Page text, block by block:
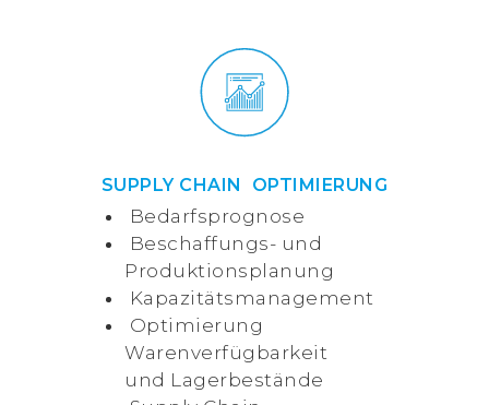
SUPPLY CHAIN OPTIMIERUNG
Bedarfsprognose
Beschaffungs- und
Produktionsplanung
Kapazitätsmanagement
Optimierung
Warenverfügbarkeit
und Lagerbestände